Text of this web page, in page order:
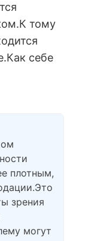
тому
себе
плотным,
зрения
могут